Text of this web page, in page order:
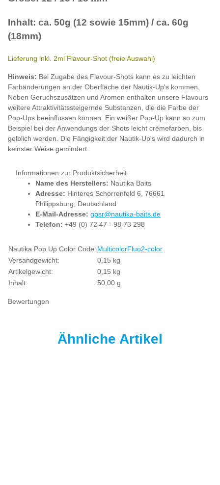
Inhalt: ca. 50g (12 sowie 15mm) / ca. 60g
(18mm)
Lieferung inkl. 2ml Flavour-Shot (freie Auswahl)
Hinweis: Bei Zugabe des Flavour-Shots kann es zu leichten
Farbänderungen an der Oberfläche der Nautik-Up's kommen.
Neben Geruchszusätzen und Aromen enthalten unsere Flavours
weitere Attraktivitätssteigernde Substanzen, die die Farbe der
Pop-Ups beeinflussen können. Ein weißer Pop-Up kann so zum
Beispiel bei der Anwendungs der Shots leicht crèmefarben, bis
gelblich werden. Die Fängigkeit der Nautik-Up's wird dadurch in
keinster Weise gemindert.
Informationen zur Produktsicherheit
Name des Herstellers: Nautika Baits
Adresse: Hinteres Schorrenfeld 6, 76661
Philippsburg, Deutschland
E-Mail-Adresse: gpsr@nautika-baits.de
Telefon: +49 (0) 72 47 - 98 73 298
Produkteigenschaft
Wert
Nautika Pop Up Color Code: MulticolorFluo2-color
Versandgewicht:
0,15 kg
Artikelgewicht:
0,15 kg
Inhalt:
50,00 g
Bewertungen
Ähnliche Artikel